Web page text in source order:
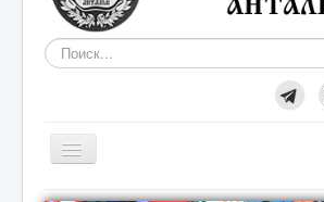
Искать...
Включить/
выключить
навигацию